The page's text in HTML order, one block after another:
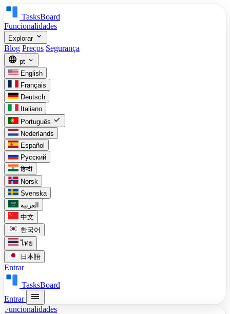
TasksBoard
Funcionalidades
Explorar expand_more
Blog Preços Segurança
language pt expand_more
English
Français
Deutsch
Italiano
Português check
Nederlands
Español
Русский
हिन्दी
Norsk
Svenska
العربية
中文
한국어
ไทย
日本語
Entrar
TasksBoard
Entrar
menu
Funcionalidades